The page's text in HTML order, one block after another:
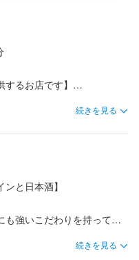
るお店です】
材を使用した焼き鳥を楽し
鳥専門店です。和食店のよ
のお客様からご支持をい
を設けており、調理中も
続きを見る
と日本酒】
も強いこだわりを持ってい
デイリーワインまで、幅広
続きを見る
理
ど、あなたの経験や得意
のうち3店舗が福岡エリアに
ます。
のうち3店舗が福岡エリアに
しており、成長を続ける環
す。日々の運営だけでな
。決められたことをこなす
つくりたい方に向いてい
くっていきましょう。
のうち3店舗が福岡エリアに
しており、成長を続ける環
す。日々の運営だけでな
。決められたことをこなす
つくりたい方に向いてい
です。
のうち3店舗が福岡エリアに
しており、成長を続ける環
す。日々の運営だけでな
。決められたことをこなす
つくりたい方に向いてい
せし、責任のある仕事に
り還元します。
帯から勤務可能です。
方が可能です】
勤務も対応しています。
をしながらおしゃれも楽